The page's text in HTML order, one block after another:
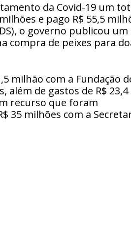
da Covid-19 um
e pago R$ 55,5
o governo publicou
compra de peixes para
milhão com a Fundação
além de gastos de R$ 23,4
recurso que foram
35 milhões com a